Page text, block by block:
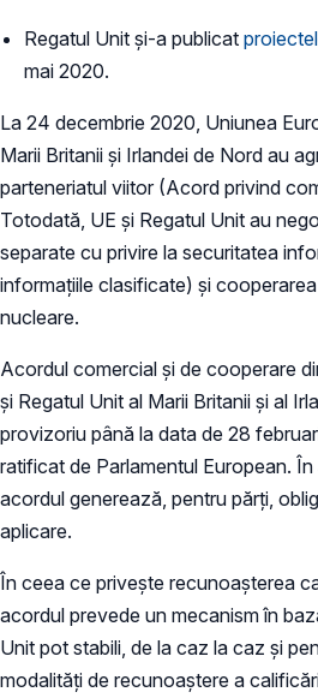
Regatul Unit și-a publicat
mai 2020.
La 24 decembrie 2020, Uniunea
Marii Britanii și Irlandei de Nord au
parteneriatul viitor (Acord privind
Totodată, UE și Regatul Unit au
separate cu privire la securitatea
informațiile clasificate) și
nucleare.
Acordul comercial și de cooperare
și Regatul Unit al Marii Britanii și al
provizoriu până la data de 28
ratificat de Parlamentul European.
acordul generează, pentru părți,
aplicare.
În ceea ce privește recunoașterea
acordul prevede un mecanism în
Unit pot stabili, de la caz la caz și
modalități de recunoaștere a